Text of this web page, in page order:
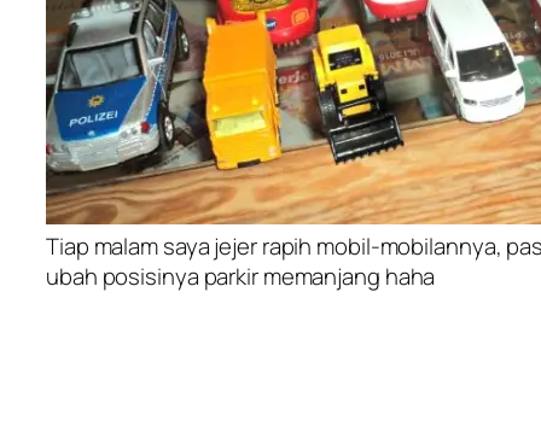
Tiap malam saya jejer rapih mobil-mobilannya,
ubah posisinya parkir memanjang haha